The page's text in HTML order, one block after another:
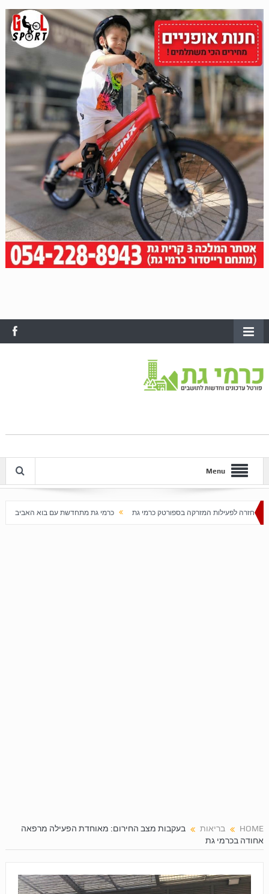
Menu
בספורטק כרמי גת כרמי גת מתחדשת עם בוא האביב עלייה חדה במחירי הדירות
HOME בריאות
בעקבות מצב החירום: מאוחדת הפעילה מרפאה
אחודה בכרמי גת